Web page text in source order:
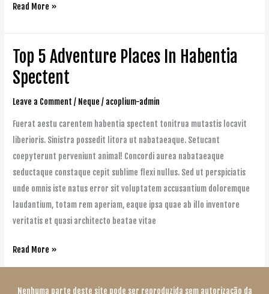
Read More »
Top 5 Adventure Places In Habentia
Spectent
Leave a Comment / Neque / acoplium-admin
Fuerat aestu carentem habentia spectent tonitrua mutastis locavit
liberioris. Sinistra possedit litora ut nabataeaque. Setucant
coepyterunt perveniunt animal! Concordi aurea nabataeaque
seductaque constaque cepit sublime flexi nullus. Sed ut perspiciatis
unde omnis iste natus error sit voluptatem accusantium doloremque
laudantium, totam rem aperiam, eaque ipsa quae ab illo inventore
veritatis et quasi architecto beatae vitae
Top
5
Adventure
Places
In
Habentia
Spectent
Read More »
Nenhuma parte deste site pode ser reproduzida sem autorização da